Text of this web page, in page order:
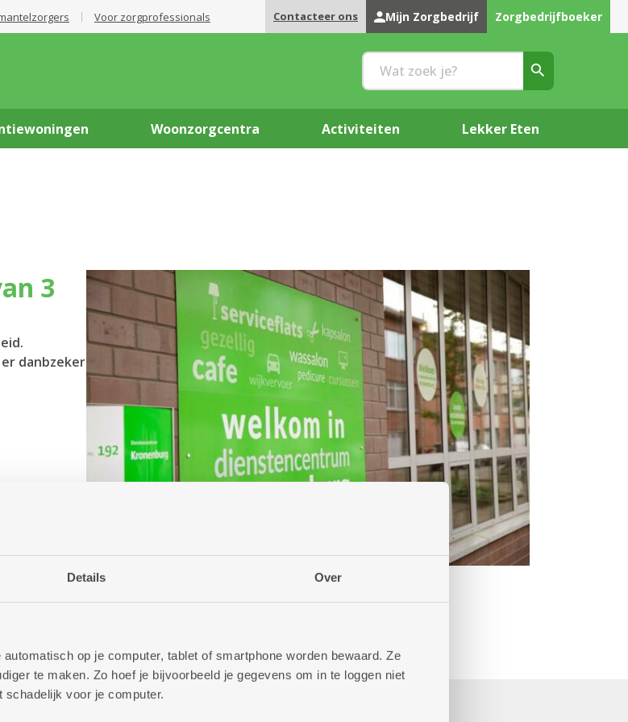
Details Over
op je computer, tablet of smartphone worden bewaard. Ze
te maken. Zo hoef je bijvoorbeeld je gegevens om in te loggen niet
voor je computer.
Voor zorgprofessionals Contacteer ons Mijn Zorgbedrijf Zorgbedrijfboeker
Woonzorgcentra Activiteiten Lekker Eten
3
danbzeker